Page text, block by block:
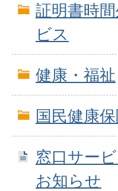
証明書時
ビス
健康・福祉
国民健康
窓口サー
お知らせ